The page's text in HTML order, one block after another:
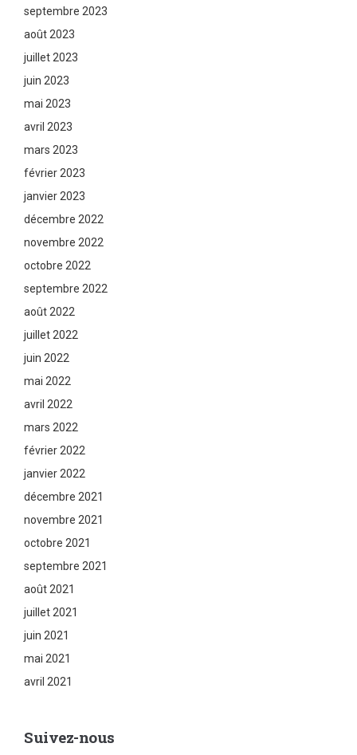
septembre 2023
août 2023
juillet 2023
juin 2023
mai 2023
avril 2023
mars 2023
février 2023
janvier 2023
décembre 2022
novembre 2022
octobre 2022
septembre 2022
août 2022
juillet 2022
juin 2022
mai 2022
avril 2022
mars 2022
février 2022
janvier 2022
décembre 2021
novembre 2021
octobre 2021
septembre 2021
août 2021
juillet 2021
juin 2021
mai 2021
avril 2021
Suivez-nous